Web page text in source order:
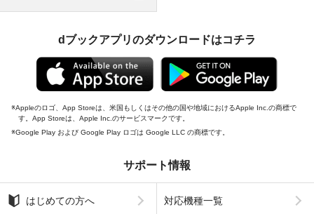
dブックアプリのダウンロードはコチラ
Appleのロゴ、App Storeは、米国もしくはその他の国や地域におけるApple Inc.の商標で
す。App Storeは、Apple Inc.のサービスマークです。
Google Play および Google Play ロゴは Google LLC の商標です。
サポート情報
はじめての方へ 対応機種一覧